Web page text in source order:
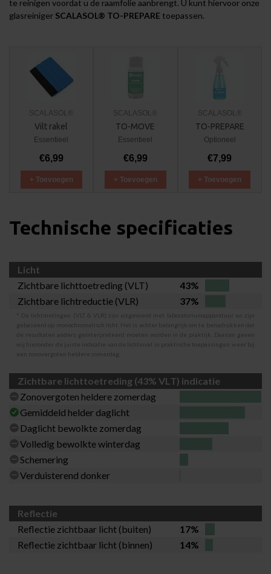
te reinigen voordat u de raamfolie aanbrengt. U kunt hiervoor onze
glasreiniger SCALASOL® TO-PREPARE toepassen.
SCALASOL®
Vilt rakel
Essentieel
€6,99
+ Toevoegen
SCALASOL®
TO-MOVE
Essentieel
€6,99
+ Toevoegen
SCALASOL®
TO-PREPARE
Optioneel
€7,99
+ Toevoegen
Technische specificaties
Licht
Zichtbare lichttoetreding (VLT)
43%
Zichtbare lichtreductie (VLR)
37%
* De lichtmetingen (VLT & VLR) zijn uitgevoerd met laboratoriumapparatuur en zijn
gebaseerd op monochromatisch licht. Het is echter belangrijk om te benadrukken dat
de resultaten anders geïnterpreteerd moeten worden in de praktijk. Daarom geven
wij hieronder de juiste indicatie van de lichtinval in praktische toepassingen weer bij
een zonovergoten heldere zomerdag.
Zichtbare lichttoetreding (43% VLT) indicatie
Zonovergoten heldere zomerdag
Gemiddeld helder daglicht
Daglicht bewolkte zomerdag
Volledig bewolkte winterdag
Schemering
Verduisterend donker
Reflectie
Reflectie zichtbaar licht (buiten)
17%
Reflectie zichtbaar licht (binnen)
14%